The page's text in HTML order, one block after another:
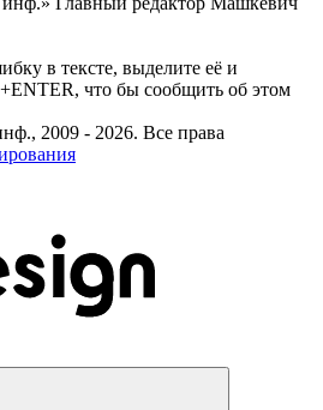
в тексте, выделите её и
что бы сообщить об этом
2009 - 2026. Все права